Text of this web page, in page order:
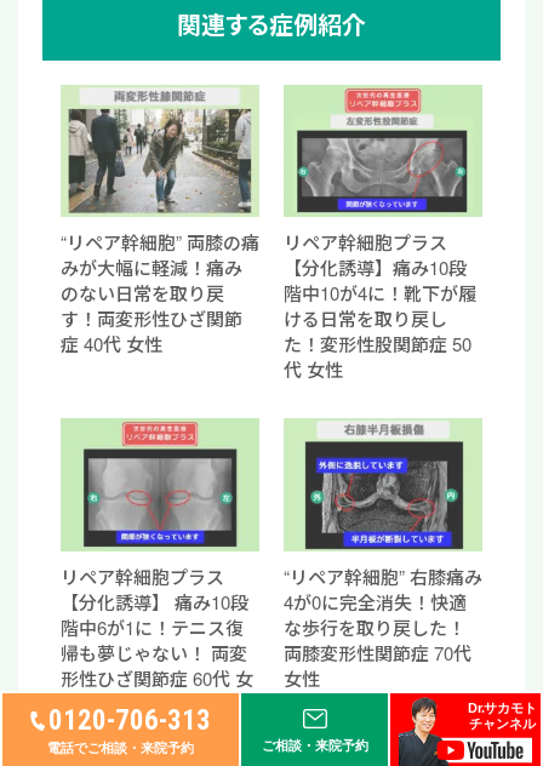
0120-706-313
電話でご相談・来院予約 ご相談・来院予約
Dr.サカモト
チャンネル
関連する症例紹介
“リペア幹細胞” 両膝の痛
みが大幅に軽減！痛み
のない日常を取り戻
す！両変形性ひざ関節
症 40代 女性
リペア幹細胞プラス
【分化誘導】痛み10段
階中10が4に！靴下が履
ける日常を取り戻し
た！変形性股関節症 50
代 女性
リペア幹細胞プラス
【分化誘導】 痛み10段
階中6が1に！テニス復
帰も夢じゃない！ 両変
形性ひざ関節症 60代 女
性
“リペア幹細胞” 右膝痛み
4が0に完全消失！快適
な歩行を取り戻した！
両膝変形性関節症 70代
女性